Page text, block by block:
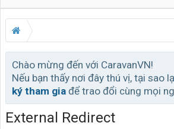
Chào mừng đến với CaravanVN!
Nếu bạn thấy nơi đây thú vị, tại sao
ký tham gia để trao đổi cùng mọi
External Redirect